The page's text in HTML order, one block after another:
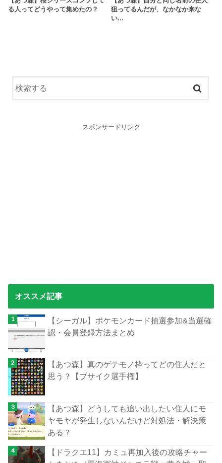
る人ってどうやって集めたの？
狙ってるんだが、なかなか来な
い...
スポンサードリンク
オススメ記事
【シーガル】ポケモンカード抽選参加&当選確
認・会員登録方法まとめ
【あつ森】真のゲテモノ枠ってどの住人だと
思う？【ブサイク選手権】
【あつ森】どうしても追い出したい住人にモ
ヤモヤが発生しないんだけど対処法・解決策
ある？
【ドラクエ11】カミュ再加入後の攻略チャー